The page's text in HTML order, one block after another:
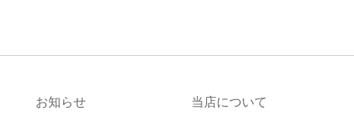
お知らせ 当店について